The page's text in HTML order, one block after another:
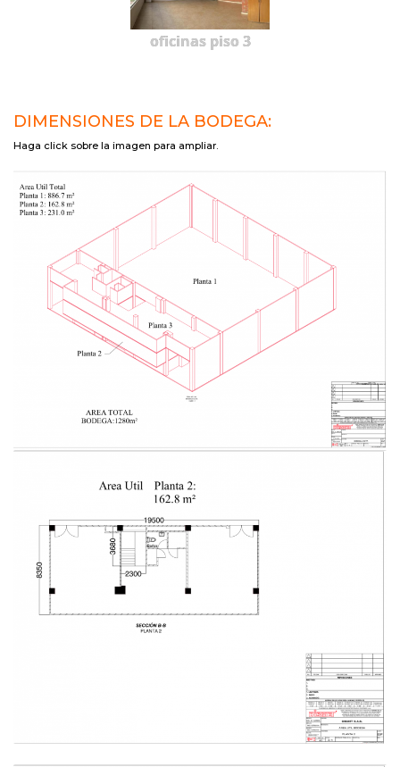
oficinas piso 3
DIMENSIONES DE LA BODEGA:
Haga click sobre la imagen para ampliar.